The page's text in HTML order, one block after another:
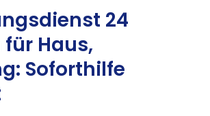
24
Haus,
Soforthilfe